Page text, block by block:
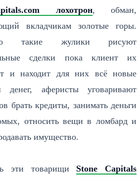
лохотрон, обман,
вкладчикам золотые горы.
такие жулики рисуют
сделки пока клиент их
и находит для них всё новые
денег, аферисты уговаривают
брать кредиты, занимать деньги
относить вещи в ломбард и
имущество.
эти товарищи
Stone Capitals